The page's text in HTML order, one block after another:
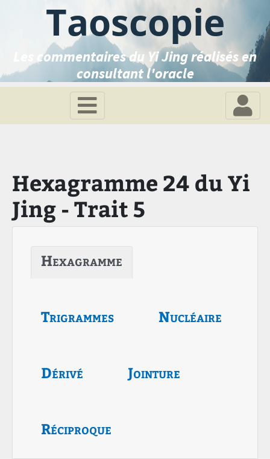
Taoscopie
Les commentaires du Yi Jing réalisés en
consultant l'oracle
Hexagramme 24 du Yi
Jing - Trait 5
Hexagramme
Trigrammes Nucléaire
Dérivé Jointure
Réciproque